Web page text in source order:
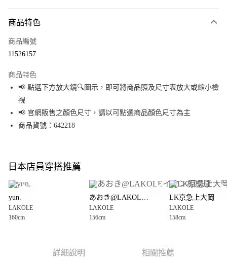
信用卡一次付款
Apple Pay
街口支付
悠遊付
全盈+PAY
大哥付你分期
1.本服務由台灣大哥大提供，台灣大哥大用戶可立即使用無須另外申請。
2.付款方式選擇「大哥付你分期」，訂單成立後會自動跳轉到大哥付的交易
3.實際核准額度、可分期數及費用金額請依後續交易確認頁面所載為準。
4.訂單成立30分鐘內，如未前往確認交易或遇審核未通過，訂單將自動取
AFTEE先享後付
商品特色
商品編號
11526157
商品特色
📢 點選下方放大鏡🔍圖示，即可將商品照及尺寸表放大或縮小檢
視
📢 官網販售之顏色尺寸，請以可點選商品顏色尺寸為主
商品貨號：642218
日本店員穿搭推薦
yun.
LAKOLE
160cm
あおき@LAKOLEイオン相模原
LAKOLE
156cm
LK京急上大岡
LAKOLE
158cm
詳細說明 相關推薦